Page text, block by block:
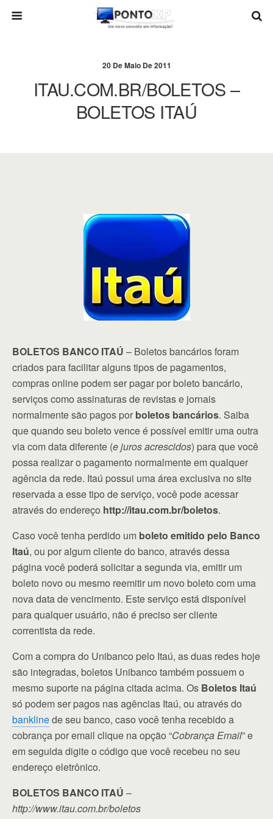
20 De Maio De 2011
ITAU.COM.BR/BOLETOS –
BOLETOS ITAÚ
BOLETOS BANCO ITAÚ – Boletos bancários foram
criados para facilitar alguns tipos de pagamentos,
compras online podem ser pagar por boleto bancário,
serviços como assinaturas de revistas e jornais
normalmente são pagos por boletos bancários. Saiba
que quando seu boleto vence é possível emitir uma outra
via com data diferente (e juros acrescidos) para que você
possa realizar o pagamento normalmente em qualquer
agência da rede. Itaú possui uma área exclusiva no site
reservada a esse tipo de serviço, você pode acessar
através do endereço http://itau.com.br/boletos.
Caso você tenha perdido um boleto emitido pelo Banco
Itaú, ou por algum cliente do banco, através dessa
página você poderá solicitar a segunda via, emitir um
boleto novo ou mesmo reemitir um novo boleto com uma
nova data de vencimento. Este serviço está disponível
para qualquer usuário, não é preciso ser cliente
correntista da rede.
Com a compra do Unibanco pelo Itaú, as duas redes hoje
são integradas, boletos Unibanco também possuem o
mesmo suporte na página citada acima. Os Boletos Itaú
só podem ser pagos nas agências Itaú, ou através do
banklinede seu banco, caso você tenha recebido a
cobrança por email clique na opção “Cobrança Email” e
em seguida digite o código que você recebeu no seu
endereço eletrônico.
BOLETOS BANCO ITAÚ –
http://www.itau.com.br/boletos